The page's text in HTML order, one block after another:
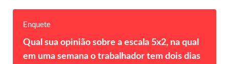
Enquete
Qual sua opinião sobre a escala 5x2, na qual
em uma semana o trabalhador tem dois dias